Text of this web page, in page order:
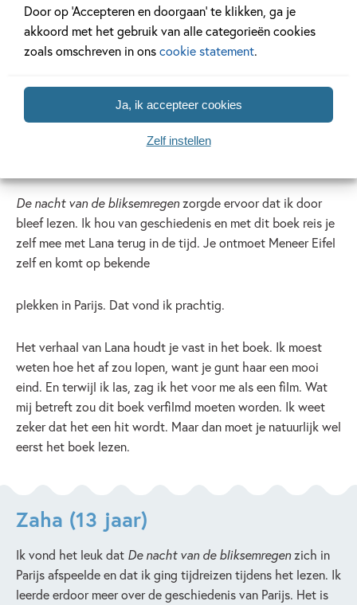
Door op ‘Accepteren en doorgaan’ te klikken, ga je
akkoord met het gebruik van alle categorieën cookies
zoals omschreven in onscookie statement.
Ja, ik accepteer cookies
Zelf instellen
De nacht van de bliksemregenzorgde ervoor dat ik door
bleef lezen. Ik hou van geschiedenis en met dit boek reis je
zelf mee met Lana terug in de tijd. Je ontmoet Meneer Eifel
zelf en komt op bekende
plekken in Parijs. Dat vond ik prachtig.
Het verhaal van Lana houdt je vast in het boek. Ik moest
weten hoe het af zou lopen, want je gunt haar een mooi
eind. En terwijl ik las, zag ik het voor me als een film. Wat
mij betreft zou dit boek verfilmd moeten worden. Ik weet
zeker dat het een hit wordt. Maar dan moet je natuurlijk wel
eerst het boek lezen.
Zaha (13 jaar)
Ik vond het leuk dat De nacht van de bliksemregenzich in
Parijs afspeelde en dat ik ging tijdreizen tijdens het lezen. Ik
leerde erdoor meer over de geschiedenis van Parijs. Het is